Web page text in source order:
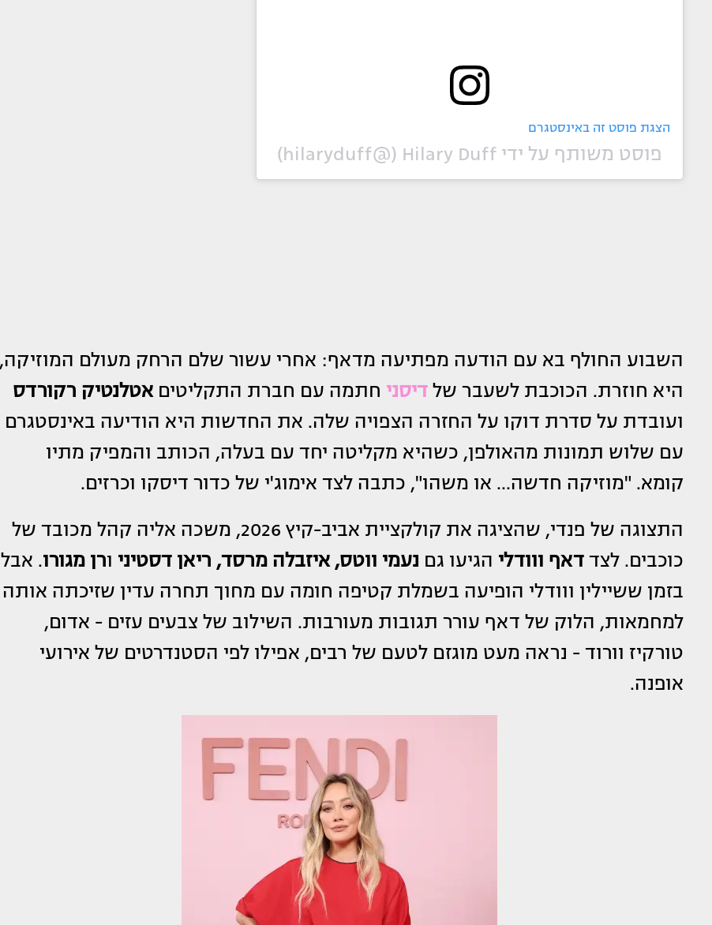
הצגת פוסט זה באינסטגרם
פוסט משותף על ידי ‏‎Hilary Duff‎‏ (@‏‎hilaryduff‎‏)
השבוע החולף בא עם הודעה מפתיעה מדאף: אחרי עשור שלם הרחק מעולם המוזיקה,
היא חוזרת. הכוכבת לשעבר שלדיסני חתמה עם חברת התקליטיםאטלנטיק רקורדס
ועובדת על סדרת דוקו על החזרה הצפויה שלה. את החדשות היא הודיעה באינסטגרם
עם שלוש תמונות מהאולפן, כשהיא מקליטה יחד עם בעלה, הכותב והמפיק מתיו
קומא. "מוזיקה חדשה... או משהו", כתבה לצד אימוג'י של כדור דיסקו וכרזים.
התצוגה של פנדי, שהציגה את קולקציית אביב-קיץ 2026, משכה אליה קהל מכובד של
כוכבים. לצדדאף ווודלי הגיעו גם נעמי ווטס, איזבלה מרסד, ריאן דסטיני ורן מגורו. אבל
בזמן ששיילין ווודלי הופיעה בשמלת קטיפה חומה עם מחוך תחרה עדין שזיכתה אותה
למחמאות, הלוק של דאף עורר תגובות מעורבות. השילוב של צבעים עזים - אדום,
טורקיז וורוד - נראה מעט מוגזם לטעם של רבים, אפילו לפי הסטנדרטים של אירועי
אופנה.